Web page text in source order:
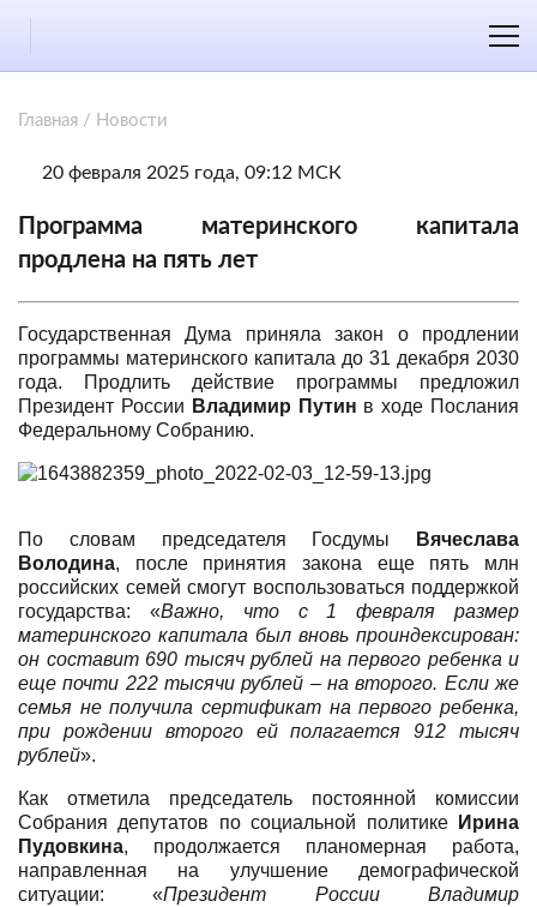
Главная / Новости
20 февраля 2025 года, 09:12 МСК
Программа материнского капитала
продлена на пять лет
Государственная Дума приняла закон о продлении
программы материнского капитала до 31 декабря 2030
года. Продлить действие программы предложил
Президент России Владимир Путин в ходе Послания
Федеральному Собранию.
По словам председателя Госдумы
Вячеслава
Володина, после принятия закона еще пять млн
российских семей смогут воспользоваться поддержкой
государства: «Важно, что с 1 февраля размер
материнского капитала был вновь проиндексирован:
он составит 690 тысяч рублей на первого ребенка и
еще почти 222 тысячи рублей – на второго. Если же
семья не получила сертификат на первого ребенка,
при рождении второго ей полагается 912 тысяч
рублей».
Как отметила председатель постоянной комиссии
Собрания депутатов по социальной политике
Ирина
Пудовкина, продолжается планомерная работа,
направленная на улучшение демографической
ситуации: «Президент России Владимир